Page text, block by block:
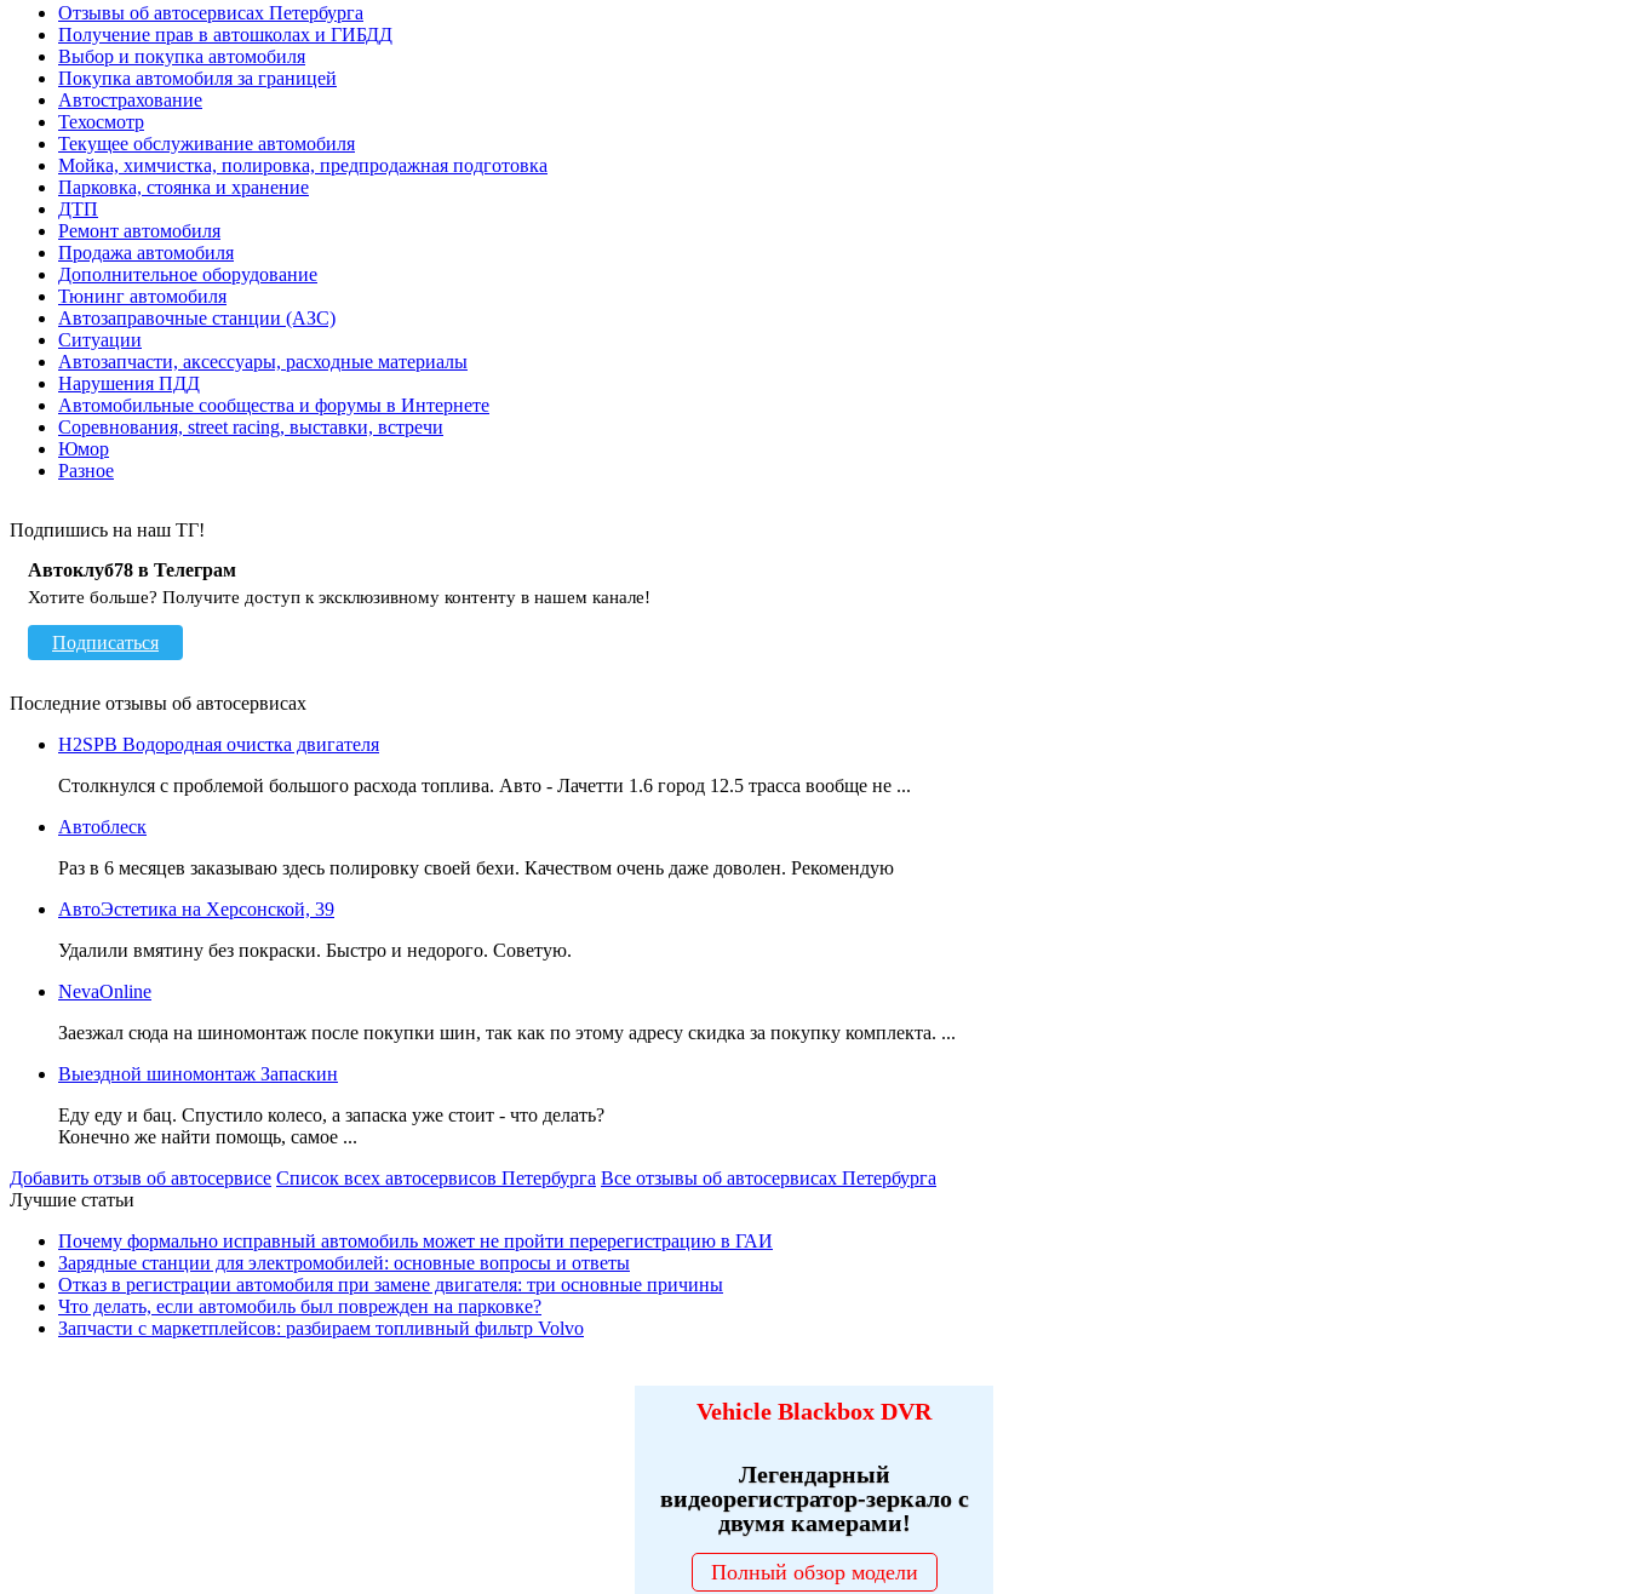
Отзывы об автосервисах Петербурга
Получение прав в автошколах и ГИБДД
Выбор и покупка автомобиля
Покупка автомобиля за границей
Автострахование
Техосмотр
Текущее обслуживание автомобиля
Мойка, химчистка, полировка, предпродажная подготовка
Парковка, стоянка и хранение
ДТП
Ремонт автомобиля
Продажа автомобиля
Дополнительное оборудование
Тюнинг автомобиля
Автозаправочные станции (АЗС)
Ситуации
Автозапчасти, аксессуары, расходные материалы
Нарушения ПДД
Автомобильные сообщества и форумы в Интернете
Соревнования, street racing, выставки, встречи
Юмор
Разное
Подпишись на наш ТГ!
Автоклуб78 в Телеграм
Хотите больше? Получите доступ к эксклюзивному контенту в нашем канале!
Подписаться
Последние отзывы об автосервисах
H2SPB Водородная очистка двигателя
Столкнулся с проблемой большого расхода топлива. Авто - Лачетти 1.6 город 12.5 трасса вообще не ...
Автоблеск
Раз в 6 месяцев заказываю здесь полировку своей бехи. Качеством очень даже доволен. Рекомендую
АвтоЭстетика на Херсонской, 39
Удалили вмятину без покраски. Быстро и недорого. Советую.
NevaOnline
Заезжал сюда на шиномонтаж после покупки шин, так как по этому адресу скидка за покупку комплекта. ...
Выездной шиномонтаж Запаскин
Еду еду и бац. Спустило колесо, а запаска уже стоит - что делать?
Конечно же найти помощь, самое ...
Добавить отзыв об автосервисе Список всех автосервисов Петербурга Все отзывы об автосервисах Петербурга
Лучшие статьи
Почему формально исправный автомобиль может не пройти перерегистрацию в ГАИ
Зарядные станции для электромобилей: основные вопросы и ответы
Отказ в регистрации автомобиля при замене двигателя: три основные причины
Что делать, если автомобиль был поврежден на парковке?
Запчасти с маркетплейсов: разбираем топливный фильтр Volvo
Vehicle Blackbox DVR
Легендарный
видеорегистратор-зеркало с
двумя камерами!
Полный обзор модели